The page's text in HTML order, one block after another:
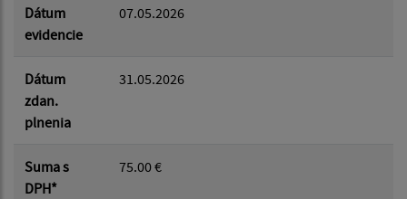
Dátum
evidencie
07.05.2026
Dátum
zdan.
plnenia
31.05.2026
Suma s
DPH*
75.00 €